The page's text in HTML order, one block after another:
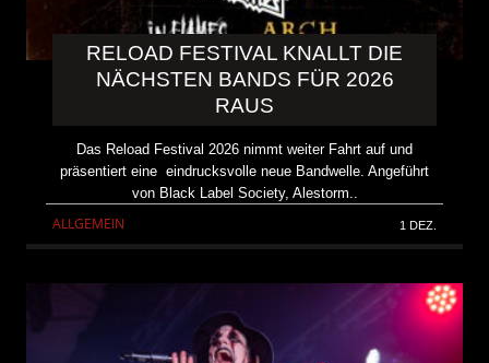
RELOAD FESTIVAL KNALLT DIE
NÄCHSTEN BANDS FÜR 2026
RAUS
Das Reload Festival 2026 nimmt weiter Fahrt auf und
präsentiert eine eindrucksvolle neue Bandwelle. Angeführt
von Black Label Society, Alestorm..
ALLGEMEIN 1 DEZ.